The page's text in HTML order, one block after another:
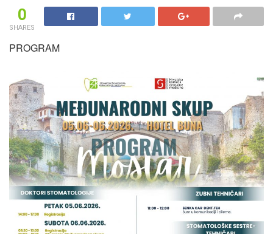
0
SHARES
PROGRAM